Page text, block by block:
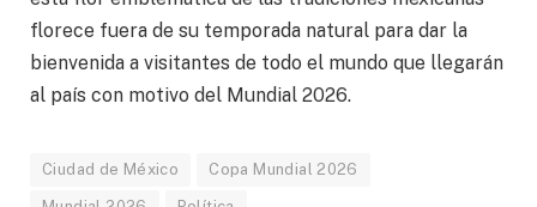
florece fuera de su temporada natural para dar la
bienvenida a visitantes de todo el mundo que llegarán
al país con motivo del Mundial 2026.
Ciudad de México Copa Mundial 2026